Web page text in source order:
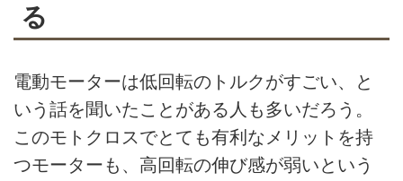
る
電動モーターは低回転のトルクがすごい、と
いう話を聞いたことがある人も多いだろう。
このモトクロスでとても有利なメリットを持
つモーターも、高回転の伸び感が弱いという